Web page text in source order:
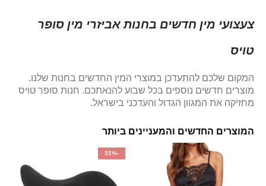
צעצועי מין חדשים בחנות אביזרי מין סופר
טויס
המקום שלכם להתעדכן במוצרי המין החדשים בחנות שלנו.
מוצרים חדשים נוספים בכל שבוע להנאתכם. חנות סופר טויס
מחזיקה את המגוון הגדול והעדכני בישראל.
המוצרים החדשים והמעניינים ביותר
-31%